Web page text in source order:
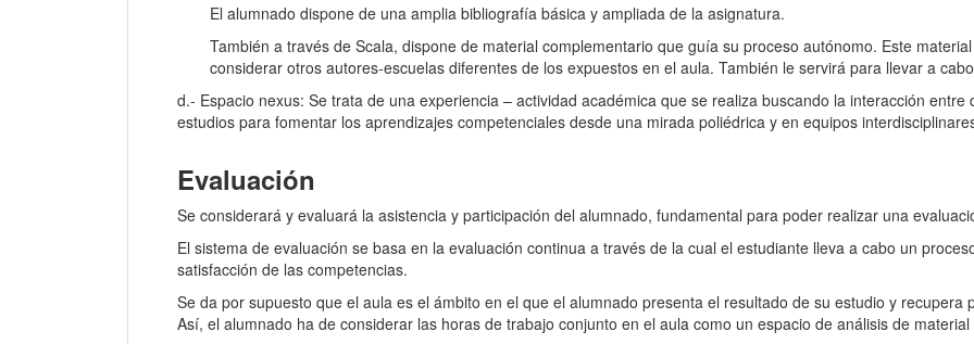
El alumnado dispone de una amplia bibliografía básica y ampliada de la asignatura.
También a través de Scala, dispone de material complementario que guía su proceso autónomo. Este
considerar otros autores-escuelas diferentes de los expuestos en el aula. También le servirá para llevar a
d.- Espacio nexus: Se trata de una experiencia – actividad académica que se realiza buscando la interacción
estudios para fomentar los aprendizajes competenciales desde una mirada poliédrica y en equipos
Evaluación
Se considerará y evaluará la asistencia y participación del alumnado, fundamental para poder realizar una
El sistema de evaluación se basa en la evaluación continua a través de la cual el estudiante lleva a cabo un
satisfacción de las competencias.
Se da por supuesto que el aula es el ámbito en el que el alumnado presenta el resultado de su estudio y
Así, el alumnado ha de considerar las horas de trabajo conjunto en el aula como un espacio de análisis de